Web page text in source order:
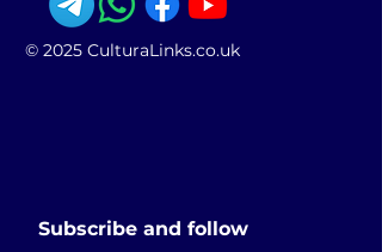
© 2025 CulturaLinks.co.uk
Subscribe and follow